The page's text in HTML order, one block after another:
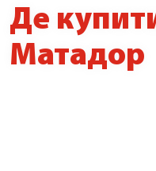
Де
Матадор